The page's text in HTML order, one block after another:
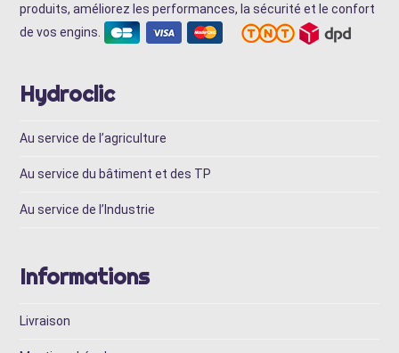
produits, améliorez les performances, la sécurité et le confort
de vos engins.
Hydroclic
Au service de l’agriculture
Au service du bâtiment et des TP
Au service de l’Industrie
Informations
Livraison